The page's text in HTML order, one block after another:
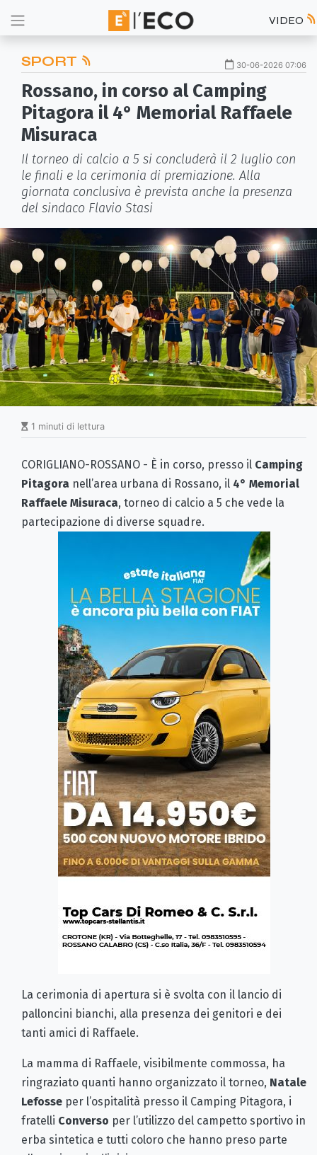
VIDEO
SPORT 30-06-2026 07:06
Rossano, in corso al Camping
Pitagora il 4° Memorial Raffaele
Misuraca
Il torneo di calcio a 5 si concluderà il 2 luglio con
le finali e la cerimonia di premiazione. Alla
giornata conclusiva è prevista anche la presenza
del sindaco Flavio Stasi
1 minuti di lettura
CORIGLIANO-ROSSANO - È in corso, presso il Camping
Pitagora nell’area urbana di Rossano, il 4° Memorial
Raffaele Misuraca, torneo di calcio a 5 che vede la
partecipazione di diverse squadre.
La cerimonia di apertura si è svolta con il lancio di
palloncini bianchi, alla presenza dei genitori e dei
tanti amici di Raffaele.
La mamma di Raffaele, visibilmente commossa, ha
ringraziato quanti hanno organizzato il torneo, Natale
Lefosse per l’ospitalità presso il Camping Pitagora, i
fratelli Converso per l’utilizzo del campetto sportivo in
erba sintetica e tutti coloro che hanno preso parte